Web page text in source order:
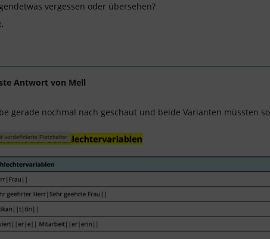
vergessen oder übersehen?
Antwort von Mell
gerade nochmal nach geschaut und beide Varianten müssten